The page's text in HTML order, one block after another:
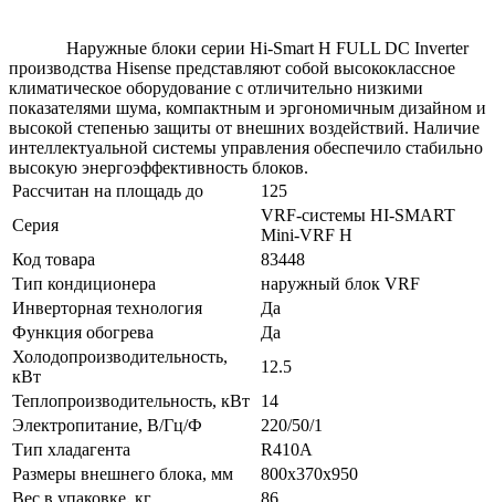
Наружные блоки серии Hi-Smart H FULL DC Inverter
производства Hisense представляют собой высококлассное
климатическое оборудование с отличительно низкими
показателями шума, компактным и эргономичным дизайном и
высокой степенью защиты от внешних воздействий. Наличие
интеллектуальной системы управления обеспечило стабильно
высокую энергоэффективность блоков.
Рассчитан на площадь до
125
Серия
VRF-системы HI-SMART
Mini-VRF H
Код товара
83448
Тип кондиционера
наружный блок VRF
Инверторная технология
Да
Функция обогрева
Да
Холодопроизводительность,
кВт
12.5
Теплопроизводительность, кВт
14
Электропитание, В/Гц/Ф
220/50/1
Тип хладагента
R410A
Размеры внешнего блока, мм
800x370x950
Вес в упаковке, кг
86